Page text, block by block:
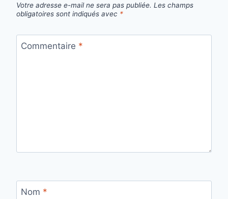
Votre adresse e-mail ne sera pas publiée. Les champs
obligatoires sont indiqués avec *
Commentaire *
Nom *